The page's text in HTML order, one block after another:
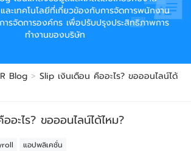
ะเทคโนโลยีที่เกี่ยวข้องกับการจัดการพนักงาน
ารจัดการองค์กร เพื่อปรับปรุงประสิทธิภาพการ
ทำงานของบริษัท
Blog > Slip เงินเดือน คืออะไร? ขอออนไลน์ได้
อะไร? ขอออนไลน์ได้ไหม?
แอปพลิเคชั่น